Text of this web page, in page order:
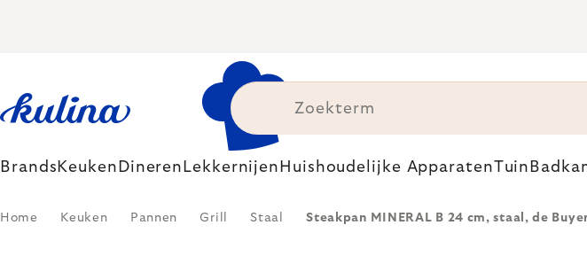
Brands Keuken Dineren Lekkernijen Huishoudelijke ApparatenTuin
Home Keuken Pannen Grill Staal Steakpan MINERAL B 24 cm, staal, de Buyer